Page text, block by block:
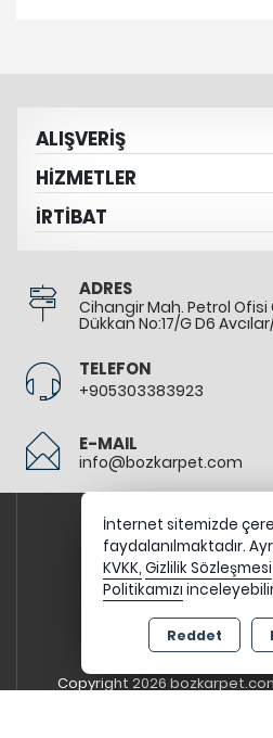
ALIŞVERİŞ
HİZMETLER
İRTİBAT
ADRES
Cihangir Mah. Petrol Ofisi
Dükkan No:17/G D6
TELEFON
+905303383923
E-MAIL
info@bozkarpet.com
Copyright 2026 bozkarpet.com
İnternet sitemizde
faydalanılmaktadır.
KVKK, Gizlilik Sözleşmesi
Politikamızı
Reddet